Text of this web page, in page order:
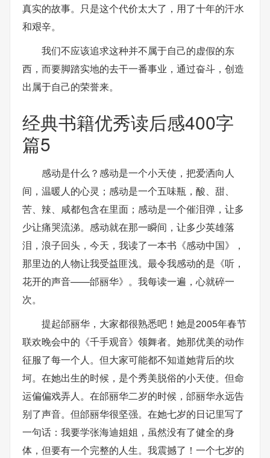
真实的故事。只是这个代价太大了，用了十年的汗水
和艰辛。
我们不应该追求这种并不属于自己的虚假的东
西，而要脚踏实地的去干一番事业，通过奋斗，创造
出属于自己的荣誉来。
经典书籍优秀读后感400字
篇5
感动是什么？感动是一个小天使，把爱洒向人
间，温暖人的心灵；感动是一个五味瓶，酸、甜、
苦、辣、咸都包含在里面；感动是一个催泪弹，让多
少让痛哭流涕。感动就在那一瞬间，让多少英雄落
泪，浪子回头，今天，我读了一本书《感动中国》，
那里边的人物让我受益匪浅。最令我感动的是《听，
花开的声音——邰丽华》。我每读一遍，心就碎一
次。
提起邰丽华，大家都很熟悉吧！她是2005年春节
联欢晚会中的《千手观音》领舞者。她那优美的动作
征服了每一个人。但大家可能都不知道她背后的坎
坷。在她出生的时候，是个秀美脱俗的小天使。但命
运偏偏戏弄人。在邰丽华二岁的时候，邰丽华永远告
别了声音。但邰丽华很坚强。在她七岁的日记里写了
一句话：我要学张海迪姐姐，虽然没有了健全的身
体，但要有一个完整的人生。我震撼了！一个七岁的